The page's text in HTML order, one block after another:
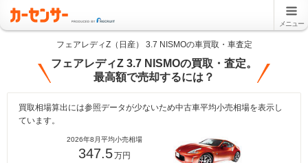
メニュー
フェアレディZ（日産） 3.7 NISMOの車買取・車査定
フェアレディZ 3.7 NISMOの買取・査定。
最高額で売却するには？
買取相場算出には参照データが少ないため中古車平均小売相場を表示し
ています。
2026年8月平均小売相場
347.5万円